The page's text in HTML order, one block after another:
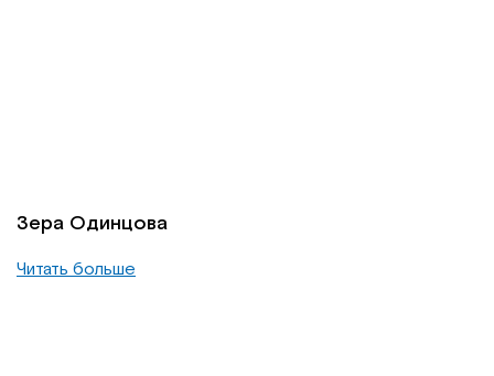
Зера Одинцова
Читать больше